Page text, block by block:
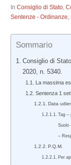
InConsiglio di Stato,
Sentenze - Ordinanze,
Sommario
Consiglio di
2020, n. 5340.
La massima
Sentenza 1
Data
Tag –
Suolo
–
P.Q.M.
Per